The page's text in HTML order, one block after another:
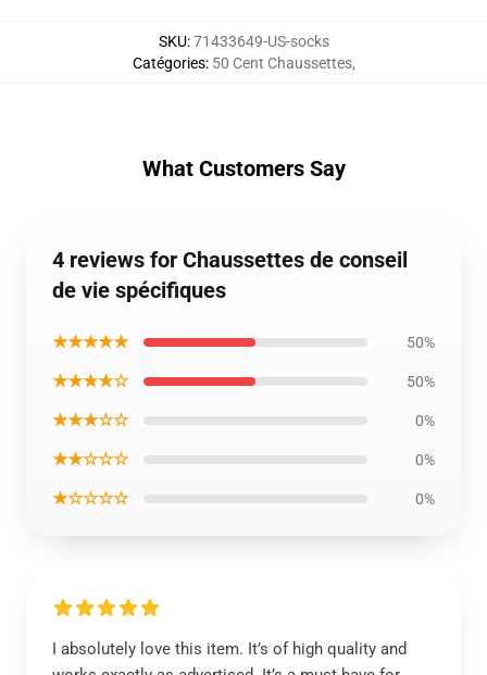
SKU:71433649-US-socks
Catégories: 50 Cent Chaussettes,
What Customers Say
4 reviews for Chaussettes de conseil
de vie spécifiques
★★★★★ 50%
★★★★☆ 50%
★★★☆☆ 0%
★★☆☆☆ 0%
★☆☆☆☆ 0%
I absolutely love this item. It’s of high quality and